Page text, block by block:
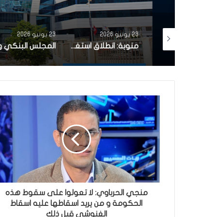
23 يونيو 2026
منوبة: انطلاق استغلال محطة إرسال راديوية للإنترنات عالية التدفق بمنطقة الدريجات ببرج العامري
23 يونيو 2026
منجي الحرباوي: لا تعولوا على سقوط هذه
الحكومة و من يريد اسقاطها عليه اسقاط
الغنوشي قبل ذلك